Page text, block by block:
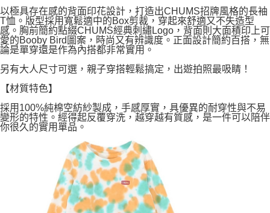
以極具存在感的背面印花設計，打造出CHUMS招牌風格的長袖
T恤。版型採用寬鬆適中的Box剪裁，穿起來舒適又不失造型
感。胸前簡約點綴CHUMS經典刺繡Logo，背面則大面積印上可
愛的Booby Bird圖案，時尚又有辨識度。正面設計簡約百搭，無
論是單穿還是作為內搭都非常實用。
另有大人尺寸可選，親子穿搭輕鬆搞定，出遊拍照最吸睛！
【材質特色】
採用100%純棉空紡紗製成，手感厚實，具優異的耐穿性與不易
變形的特性。經得起反覆穿洗，越穿越有質感，是一件可以陪伴
你很久的實用單品。